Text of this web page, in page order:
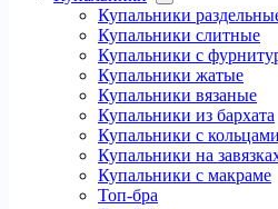
Купальники
Купальники слитные
Купальники с
Купальники жатые
Купальники вязаные
Купальники из бархата
Купальники с кольцами
Купальники на
Купальники с макраме
Топ-бра